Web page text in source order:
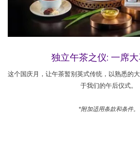
独立午茶之仪: 一席
这个国庆月，让午茶暂别英式传统，以熟悉的
于我们的午后仪式。
*附加适用条款和条件。